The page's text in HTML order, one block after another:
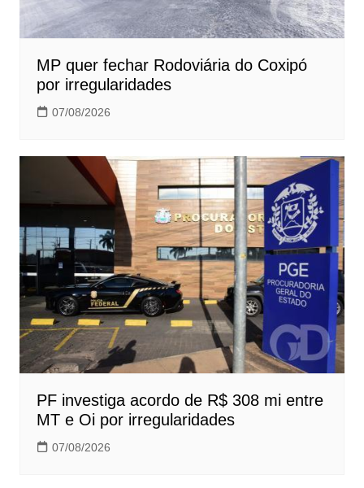
MP quer fechar Rodoviária do Coxipó
por irregularidades
07/08/2026
PF investiga acordo de R$ 308 mi entre
MT e Oi por irregularidades
07/08/2026